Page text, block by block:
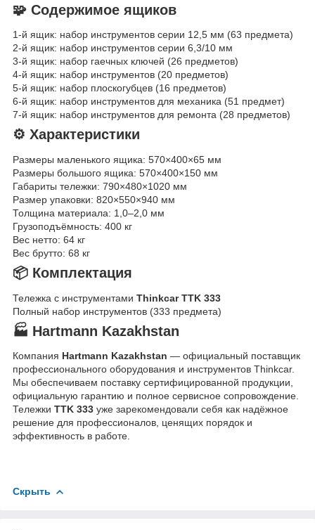
🧩 Содержимое ящиков
1-й ящик: набор инструментов серии 12,5 мм (63 предмета)
2-й ящик: набор инструментов серии 6,3/10 мм
3-й ящик: набор гаечных ключей (26 предметов)
4-й ящик: набор инструментов (20 предметов)
5-й ящик: набор плоскогубцев (16 предметов)
6-й ящик: набор инструментов для механика (51 предмет)
7-й ящик: набор инструментов для ремонта (28 предметов)
⚙️ Характеристики
Размеры маленького ящика: 570×400×65 мм
Размеры большого ящика: 570×400×150 мм
Габариты тележки: 790×480×1020 мм
Размер упаковки: 820×550×940 мм
Толщина материала: 1,0–2,0 мм
Грузоподъёмность: 400 кг
Вес нетто: 64 кг
Вес брутто: 68 кг
📦 Комплектация
Тележка с инструментами Thinkcar TTK 333
Полный набор инструментов (333 предмета)
🏭 Hartmann Kazakhstan
Компания Hartmann Kazakhstan — официальный поставщик
профессионального оборудования и инструментов Thinkcar.
Мы обеспечиваем поставку сертифицированной продукции,
официальную гарантию и полное сервисное сопровождение.
Тележки TTK 333 уже зарекомендовали себя как надёжное
решение для профессионалов, ценящих порядок и
эффективность в работе.
Скрыть